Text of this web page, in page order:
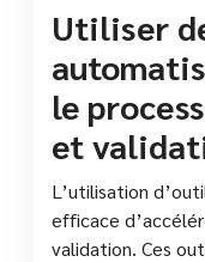
Utiliser
le
et
L’utilisation
efficace
validation. Ces